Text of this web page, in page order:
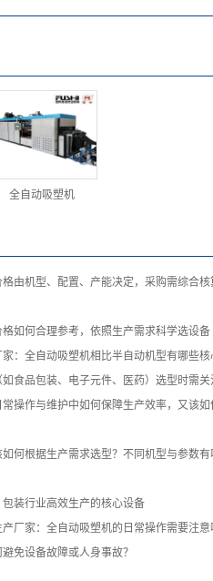
全自动吸塑机
由机型、配置、产能决定，采购需综合核
如何合理参考，依照生产需求科学选设备
：全自动吸塑机相比半自动机型有哪些核
食品包装、电子元件、医药）选型时需关
操作与维护中如何保障生产效率，又该如
何根据生产需求选型？不同机型与参数有
装行业高效生产的核心设备
厂家：全自动吸塑机的日常操作需要注意
免设备故障或人身事故？